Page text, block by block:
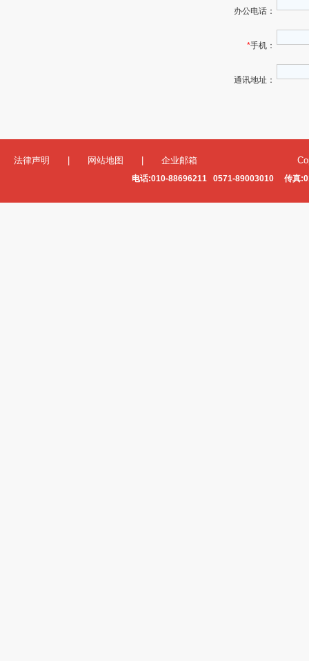
办公电话：
*手机：
通讯地址：
法律声明 网站地图 企业邮箱
电话:010-88696211 0571-89003010 传